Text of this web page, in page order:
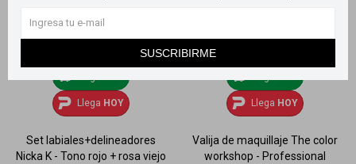
SUSCRIBIRME
Llega HOY
Set labiales+delineadores
Nicka K - Tono rojo + rosa viejo
Llega HOY
Valija de maquillaje The color
workshop - Professional